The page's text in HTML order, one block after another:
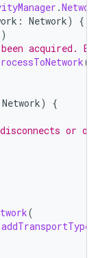
.
: Network)
{
)
acquired.
(
Network)
{
or
(
addTransportType